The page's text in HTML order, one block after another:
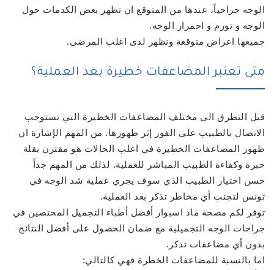
الوجه جراحياً، عندها من المتوقع ان تظهر بعض الكدمات حول
الوجه و تورم و احمرار الوجه.
جميعها اعراض متوقعة وتظهر لدى اغلب المرضى.
متى تعتبر المضاعفات خطيرة بعد العملية؟
قبل التطرق الى مختلف المضاعفات الخطيرة التي تستوجب
الاتصال بالطبيب على الفور إثر ظهورها. من المهم الإشارة ان
ظهور المضاعفات الخطيرة في اغلب الحالات هو مقترن بقلة
خبرة وكفاءة الطبيب المباشر للعملية. لذلك من المهم جداً
حسن اختيار الطبيب الذي سوف يجري عملية شد الوجه في
تونس لتجنب أي مخاطر تذكر بعد العملية.
توفر لكم مصحة ماد اسبوار أفضل أطباء التجميل المختصين في
جراحات الوجه التجميلية مع ضمان الحصول على أفضل النتائج
بدون أي مضاعفات تذكر.
اما بالنسبة للمضاعفات الخطرة فهي كالتالي: